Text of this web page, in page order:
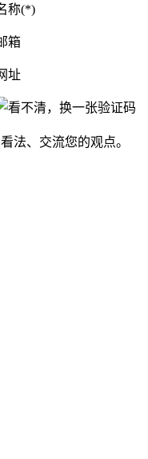
称(*)
箱
址
验证码
法、交流您的观点。